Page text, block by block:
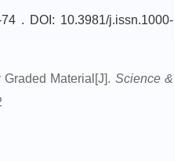
DOI: 10.3981/j.issn.1000-
Material[J]. Science &